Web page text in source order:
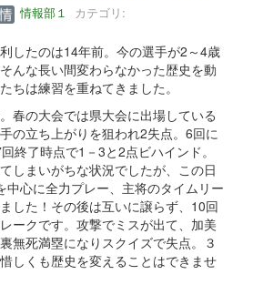
情報部１ カテゴリ:
したのは14年前。今の選手が2～4歳
んな長い間変わらなかった歴史を動
ちは練習を重ねてきました。
春の大会では県大会に出場している
の立ち上がりを狙われ2失点。6回に
終了時点で1－3と2点ビハインド。
しまいがちな状況でしたが、この日
中心に全力プレー、主将のタイムリー
した！その後は互いに譲らず、10回
ークです。攻撃でミスが出て、加美
無死満塁になりスクイズで失点。３
しくも歴史を変えることはできませ